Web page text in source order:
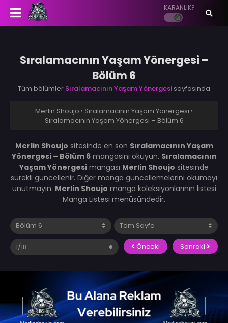
KARANLIK?
Sıralamacının Yaşam Yönergesi –
Bölüm 6
Tüm bölümler Sıralamacının Yaşam Yönergesi sayfasında
Merlin Shoujo › Sıralamacının Yaşam Yönergesi ›
Sıralamacının Yaşam Yönergesi – Bölüm 6
Merlin Shoujo sitesinde en son Sıralamacının Yaşam
Yönergesi – Bölüm 6mangasını okuyun. Sıralamacının
Yaşam Yönergesi mangası Merlin Shoujo sitesinde
sürekli güncellenir. Diğer manga güncellemelerini okumayı
unutmayın. Merlin Shoujo manga koleksiyonlarının listesi
Manga Listesi menüsündedir.
Önceki Sonraki